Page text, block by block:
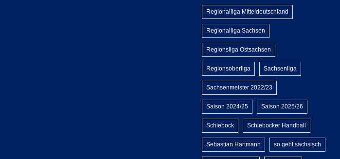
Regionalliga Mitteldeutschland
Regionalliga Sachsen
Regionsliga Ostsachsen
Regionsoberliga Sachsenliga
Sachsenmeister 2022/23
Saison 2024/25 Saison 2025/26
Schiebock Schiebocker Handball
Sebastian Hartmann so geht sächsisch